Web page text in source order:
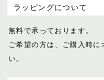
ラッピングについて
無料で承っております。
ご希望の方は、ご購入時に
い。